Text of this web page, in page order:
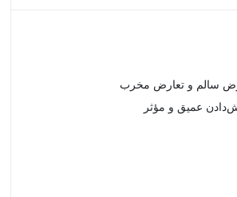
سالم و تعارض مخرب
عمیق و مؤثر